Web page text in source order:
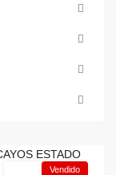
Vendido